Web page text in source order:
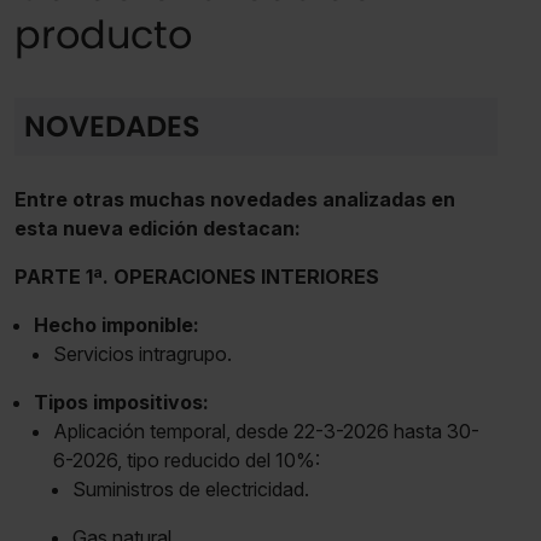
producto
NOVEDADES
Entre otras muchas novedades analizadas en
esta nueva edición destacan:
PARTE 1ª. OPERACIONES INTERIORES
Hecho imponible:
Servicios intragrupo.
Tipos impositivos:
Aplicación temporal, desde 22-3-2026 hasta 30-
6-2026, tipo reducido del 10%:
Suministros de electricidad.